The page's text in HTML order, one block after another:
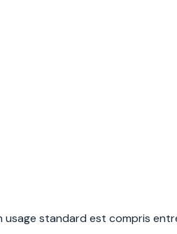
standard est compris